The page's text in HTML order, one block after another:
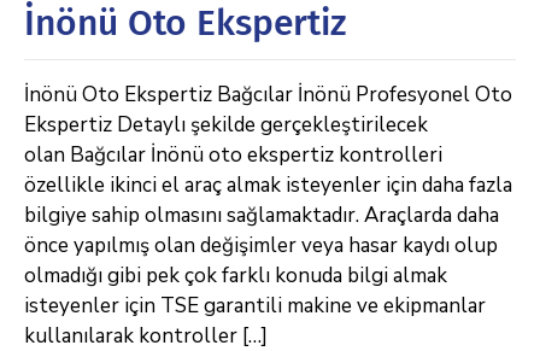
İnönü Oto Ekspertiz
İnönü Oto Ekspertiz Bağcılar İnönü Profesyonel Oto
Ekspertiz Detaylı şekilde gerçekleştirilecek
olan Bağcılar İnönü oto ekspertiz kontrolleri
özellikle ikinci el araç almak isteyenler için daha fazla
bilgiye sahip olmasını sağlamaktadır. Araçlarda daha
önce yapılmış olan değişimler veya hasar kaydı olup
olmadığı gibi pek çok farklı konuda bilgi almak
isteyenler için TSE garantili makine ve ekipmanlar
kullanılarak kontroller […]